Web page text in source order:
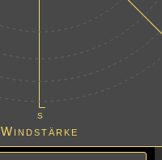
S
Windstärke